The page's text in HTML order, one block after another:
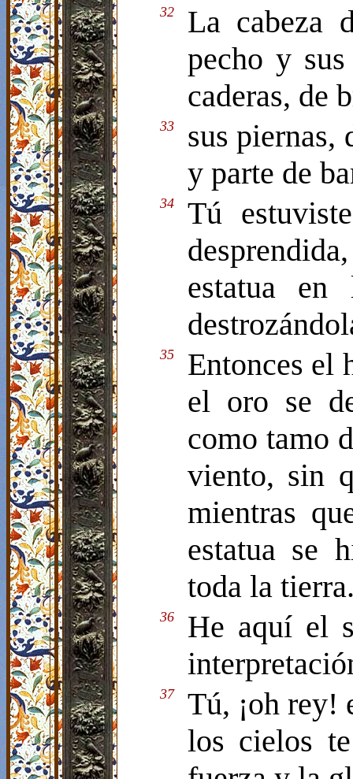
32
La cabeza
pecho y
caderas, de
33
sus piernas,
y parte de
34
Tú
estatua
35
Entonces el
el oro se
como tamo
viento, sin
mientras
estatua se
toda la
36
He aquí el
37
Tú, ¡oh rey!
los cielos